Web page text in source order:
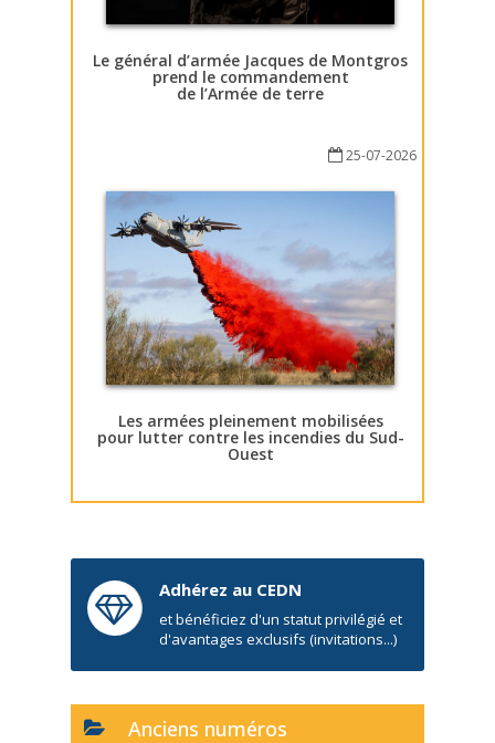
Le général d’armée Jacques de Montgros
prend le commandement
de l’Armée de terre
25-07-2026
Les armées pleinement mobilisées
pour lutter contre les incendies du Sud-
Ouest
Adhérez au CEDN
et bénéficiez d'un statut privilégié et
d'avantages exclusifs (invitations...)
Anciens numéros